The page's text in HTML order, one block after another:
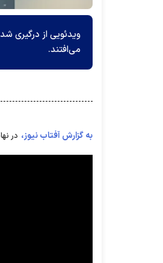
ویدئویی از درگیری
می‌افتند.
به گزارش آفتاب نیوز، در